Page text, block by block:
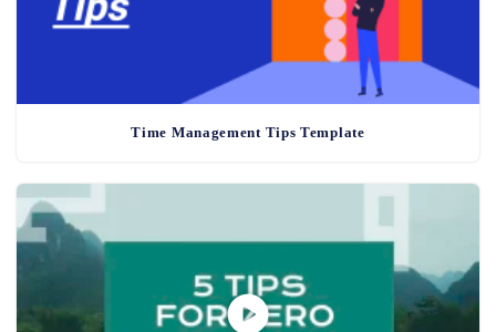
Time Management Tips Template